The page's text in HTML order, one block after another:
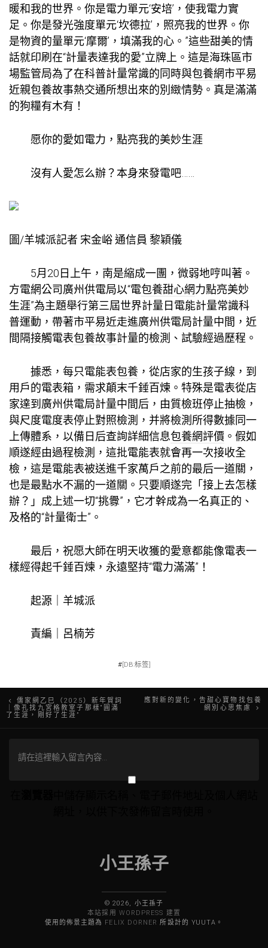
暖和我的世界。你是電力單元‘安培’，使我電力實
足。你是發光強度單元‘坎德拉’，照亮我的世界。你
是物資的量單元‘摩爾’，填滿我的心。”這些甜美的情
話就印刷在“計量表達我的愛”立牌上。這是海珠區市
場監管局為了在科普計量常識的同時與包養網市平易
近親包養故事熱交通所想出來的別緻情勢。真是滿滿
的狗糧有木有！
愿你的愛如電力，點亮我的美妙生涯
沒有人愛怎么辦？本身來發電吧……
圖/羊城派記者 宋金峪 通信員 黎穎儀
5月20日上午，南是縮成一團，微弱地哼叫著。
方電網公司廣州供電局以“電包養甜心網力點亮美妙
生涯”為主題舉行第三屆世界計量日電能計量常識科
普運動，帶著市平易近走進廣州供電局計量中間，近
間隔接觸電表包養故事計量的檢測、試驗經過歷程。
據悉，每只電能表包養 ，從店家的生孩子線，到
用戶的電表箱，需求顛末千錘百煉。特殊是電表從店
家達到廣州供電局計量中間后，由質檢班停止抽檢，
與尺度電度表停止對照檢測，并將檢測所得數據同一
上傳體系，以備日后查詢詳細信息包養網評價 。假如
順遂經由過程檢測，這批電能表就會再一次接收全
檢，這是電能表被送進千家萬戶之前的最后一道關，
也是最點水不漏的一道關。只要順遂完「接上去怎樣
辦？」成上述一切“挑釁”，它才幹成為一名真正的、
及格的“計量衛士”。
最后，祝愿大師在明天收獲的愛意都能像電表一
樣經得起千錘百煉，永遠堅持“電力滿滿”！
起源｜羊城派
責編｜呂楠芳
#[DB:标签]
文
章
導
儒家網乙巳（2025）新年賀詞
｜像孔找九宮格教室子那樣“圓滿
了生涯，剛好了生涯”
應對新的變化，告甜心寶物找包養
網別心思焦慮
小王孫子
© 2026, 小王孫子
本站採用 WORDPRESS 建置
使用的佈景主題為
FELIX DORNER 所設計的 YUUTA。